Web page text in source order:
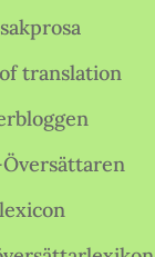
translation